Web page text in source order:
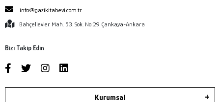
info@gazikitabevi.com.tr
Bahçelievler Mah. 53. Sok. No:29 Çankaya-Ankara
Bizi Takip Edin
Kurumsal